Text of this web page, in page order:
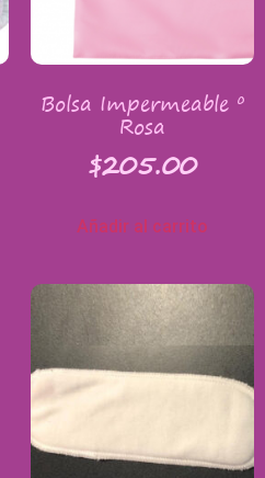
Bolsa Impermeable º
Rosa
$205.00
Añadir al carrito